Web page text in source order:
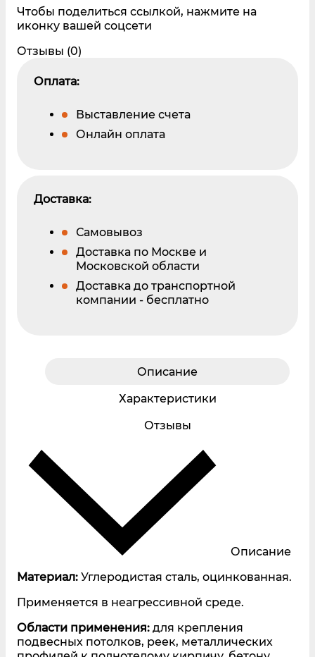
Чтобы поделиться ссылкой, нажмите на
иконку вашей соцсети
Отзывы (0)
Оплата:
Выставление счета
Онлайн оплата
Доставка:
Самовывоз
Доставка по Москве и
Московской области
Доставка до транспортной
компании - бесплатно
Описание
Характеристики
Отзывы
Описание
Материал: Углеродистая сталь, оцинкованная.
Применяется в неагрессивной среде.
Области применения: для крепления
подвесных потолков, реек, металлических